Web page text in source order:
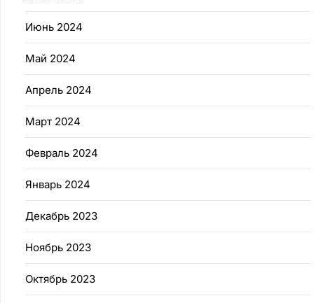
Июнь 2024
Май 2024
Апрель 2024
Март 2024
Февраль 2024
Январь 2024
Декабрь 2023
Ноябрь 2023
Октябрь 2023